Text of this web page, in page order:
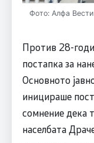
Фото: Алфа Вести
Против 28-
постапка за
Основното
иницираше
сомнение дека
населбата